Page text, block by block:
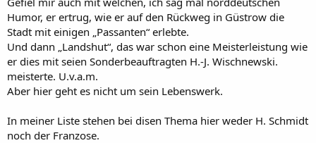
Humor, er ertrug, wie er auf den Rückweg in Güstrow die
Stadt mit einigen „Passanten“ erlebte.
Und dann „Landshut“, das war schon eine Meisterleistung wie
er dies mit seien Sonderbeauftragten H.-J. Wischnewski.
meisterte. U.v.a.m.
Aber hier geht es nicht um sein Lebenswerk.
In meiner Liste stehen bei disen Thema hier weder H. Schmidt
noch der Franzose.